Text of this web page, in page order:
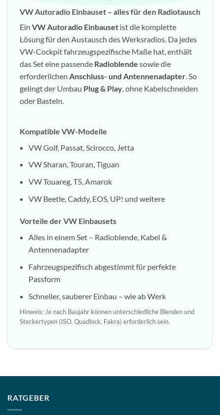
VW Autoradio Einbauset – alles für den Radiotausch
Ein VW Autoradio Einbauset ist die komplette
Lösung für den Austausch des Werksradios. Da jedes
VW-Cockpit fahrzeugspezifische Maße hat, enthält
das Set eine passende Radioblende sowie die
erforderlichen Anschluss- und Antennenadapter. So
gelingt der Umbau Plug & Play, ohne Kabelschneiden
oder Basteln.
Kompatible VW-Modelle
VW Golf, Passat, Scirocco, Jetta
VW Sharan, Touran, Tiguan
VW Touareg, T5, Amarok
VW Beetle, Caddy, EOS, UP! und weitere
Vorteile der VW Einbausets
Alles in einem Set – Radioblende, Kabel &
Antennenadapter
Fahrzeugspezifisch abgestimmt für perfekte
Passform
Schneller, sauberer Einbau – wie ab Werk
Hinweis: Je nach Baujahr können unterschiedliche Blenden und
Steckertypen (ISO, Quadlock, Fakra) erforderlich sein.
RATGEBER